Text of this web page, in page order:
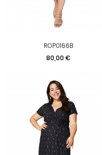
ROP0166B
Prix
80,00 €